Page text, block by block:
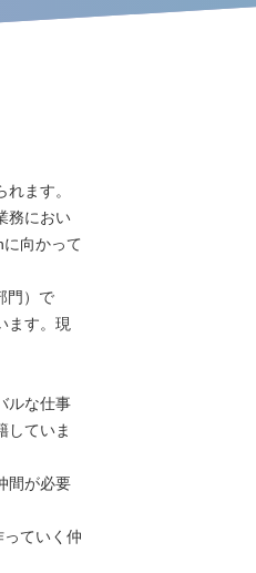
ます。
務におい
向かって
門）で
ます。現
ルな仕事
していま
間が必要
ていく仲